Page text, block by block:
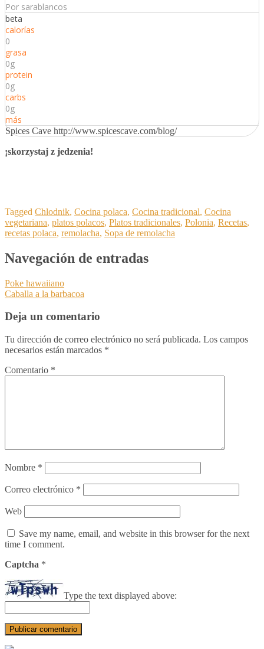
Por sarablancos
beta
calorías
0
grasa
0g
protein
0g
carbs
0g
más
Spices Cave http://www.spicescave.com/blog/
¡skorzystaj z jedzenia!
Tagged Chlodnik, Cocina polaca, Cocina tradicional, Cocina
vegetariana, platos polacos, Platos tradicionales, Polonia, Recetas,
recetas polaca, remolacha, Sopa de remolacha
Navegación de entradas
Poke hawaiiano
Caballa a la barbacoa
Deja un comentario
Tu dirección de correo electrónico no será publicada. Los campos
necesarios están marcados *
Comentario *
Nombre *
Correo electrónico *
Web
Save my name, email, and website in this browser for the next
time I comment.
Captcha *
Type the text displayed above: